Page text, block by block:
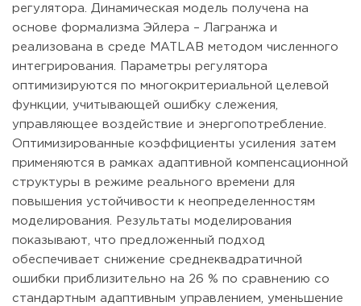
регулятора. Динамическая модель получена на
основе формализма Эйлера – Лагранжа и
реализована в среде MATLAB методом численного
интегрирования. Параметры регулятора
оптимизируются по многокритериальной целевой
функции, учитывающей ошибку слежения,
управляющее воздействие и энергопотребление.
Оптимизированные коэффициенты усиления затем
применяются в рамках адаптивной компенсационной
структуры в режиме реального времени для
повышения устойчивости к неопределенностям
моделирования. Результаты моделирования
показывают, что предложенный подход
обеспечивает снижение среднеквадратичной
ошибки приблизительно на 26 % по сравнению со
стандартным адаптивным управлением, уменьшение